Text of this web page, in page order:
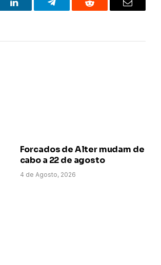
LinkedIn Telegram Reddit Email
Forcados de Alter mudam de
cabo a 22 de agosto
4 de Agosto, 2026